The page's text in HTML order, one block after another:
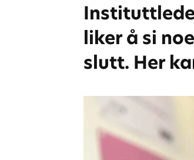
liker å si
slutt. Her